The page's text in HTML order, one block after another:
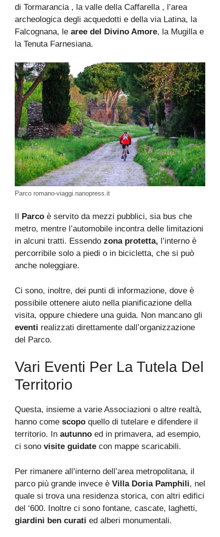
di Tormarancia , la valle della Caffarella , l’area
archeologica degli acquedotti e della via Latina, la
Falcognana, le aree del Divino Amore, la Mugilla e
la Tenuta Farnesiana.
Parco romano-viaggi.nanopress.it
Parco è servito da mezzi pubblici, sia bus che
metro, mentre l’automobile incontra delle limitazioni
in alcuni tratti. Essendo zona protetta, l’interno è
percorribile solo a piedi o in bicicletta, che si può
anche noleggiare.
Ci sono, inoltre, dei punti di informazione, dove è
possibile ottenere aiuto nella pianificazione della
visita, oppure chiedere una guida. Non mancano gli
eventi realizzati direttamente dall’organizzazione
del Parco.
Vari Eventi Per La Tutela Del
Territorio
Questa, insieme a varie Associazioni o altre realtà,
hanno come scopo quello di tutelare e difendere il
territorio. In autunno ed in primavera, ad esempio,
ci sono visite guidate con mappe scaricabili.
Per rimanere all’interno dell’area metropolitana, il
parco più grande invece è Villa Doria Pamphili, nel
quale si trova una residenza storica, con altri edifici
del ‘600. Inoltre ci sono fontane, cascate, laghetti,
giardini ben curati ed alberi monumentali.